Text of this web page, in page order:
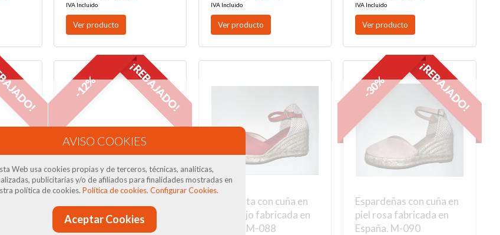
IVA Incluido
Ver producto
IVA Incluido
Ver producto
IVA Incluido
Ver producto
¡REBAJADO!
-12%
en color camel 175226
de...
Alpargata con cuña en
textil rojo fabricada en
España. M-088
¡REBAJADO!
-30%
Espardeñas con cuña en
piel rosa fabricada en
España. M-090
Web usa cookies propias y de terceros, técnicas, analíticas,
publicitarias y/o de afiliados para finalidades mostradas en
política de cookies. Política de cookies. Configurar Cookies.
Aceptar Cookies